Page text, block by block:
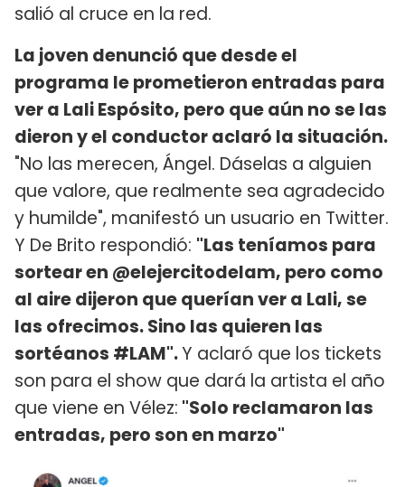
salió al cruce en la red.
La joven denunció que desde el
programa le prometieron entradas para
ver a Lali Espósito, pero que aún no se las
dieron y el conductor aclaró la situación.
"No las merecen, Ángel. Dáselas a alguien
que valore, que realmente sea agradecido
y humilde", manifestó un usuario en Twitter.
Y De Brito respondió: "Las teníamos para
sortear en @elejercitodelam, pero como
al aire dijeron que querían ver a Lali, se
las ofrecimos. Sino las quieren las
sortéanos #LAM".Y aclaró que los tickets
son para el show que dará la artista el año
que viene en Vélez: "Solo reclamaron las
entradas, pero son en marzo"